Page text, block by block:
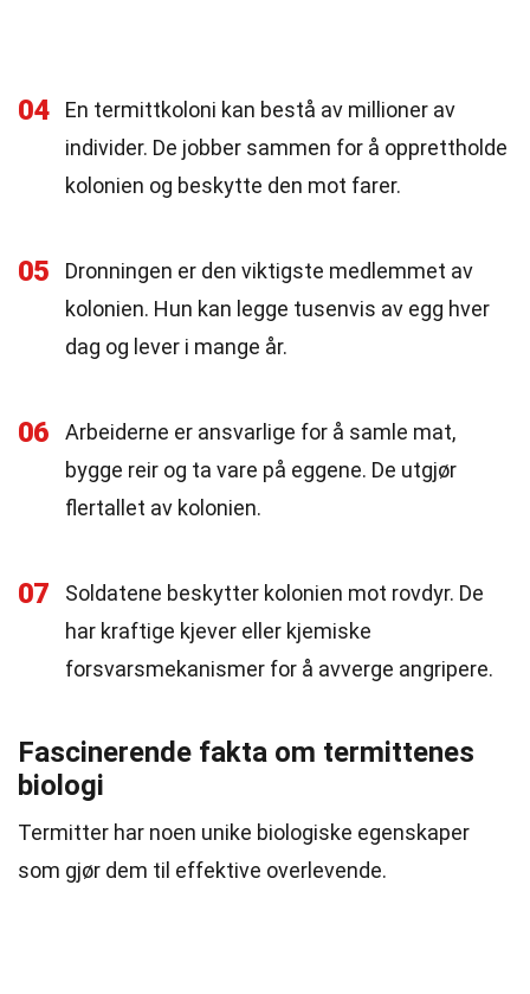
04
En termittkoloni kan bestå av millioner av
individer. De jobber sammen for å opprettholde
kolonien og beskytte den mot farer.
05
Dronningen er den viktigste medlemmet av
kolonien. Hun kan legge tusenvis av egg hver
dag og lever i mange år.
06
Arbeiderne er ansvarlige for å samle mat,
bygge reir og ta vare på eggene. De utgjør
flertallet av kolonien.
07
Soldatene beskytter kolonien mot rovdyr. De
har kraftige kjever eller kjemiske
forsvarsmekanismer for å avverge angripere.
Fascinerende fakta om termittenes
biologi
Termitter har noen unike biologiske egenskaper
som gjør dem til effektive overlevende.